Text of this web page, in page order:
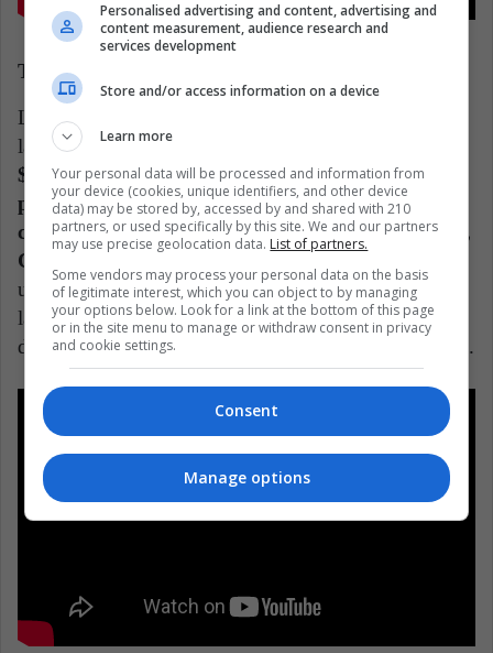
The Gray Man (22 de julio – Netflix)
La apuesta más grande de Netflix en cuanto a
largometrajes en este 2022. Con un
$200 millones, los directores Anthony y Joe Russo
presentan una historia llena de suspenso y acción
con un reparto de lujo liderado por Ryan Gosling,
Chris Evans y Ana de Armas
. Aquí veremos cómo
un agente de la CIA debe convertirse en prófugo tras
la traición de su propia agencia, la cual enviará a uno
de sus excompañeros más experimentado para cazarlo.
Personalised advertising and content, advertising and
content measurement, audience research and
services development
Store and/or access information on a device
Learn more
Your personal data will be processed and information from
your device (cookies, unique identifiers, and other device
data) may be stored by, accessed by and shared with 210
partners, or used specifically by this site. We and our partners
may use precise geolocation data. List of partners.
Some vendors may process your personal data on the basis
of legitimate interest, which you can object to by managing
your options below. Look for a link at the bottom of this page
or in the site menu to manage or withdraw consent in privacy
and cookie settings.
Consent
Manage options